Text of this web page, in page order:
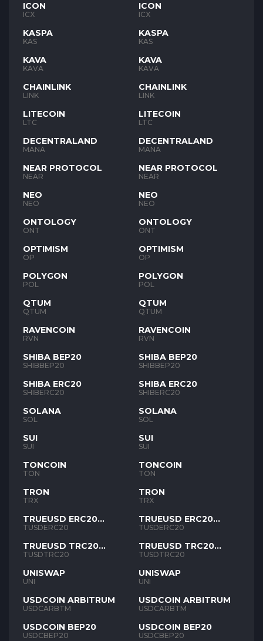
ICON
ICX
KASPA
KAS
KAVA
KAVA
CHAINLINK
LINK
LITECOIN
LTC
DECENTRALAND
MANA
NEAR PROTOCOL
NEAR
NEO
NEO
ONTOLOGY
ONT
OPTIMISM
OP
POLYGON
POL
QTUM
QTUM
RAVENCOIN
RVN
SHIBA BEP20
SHIBBEP20
SHIBA ERC20
SHIBERC20
SOLANA
SOL
SUI
SUI
TONCOIN
TON
TRON
TRX
TRUEUSD ERC20
TUSD
TUSDERC20
TRUEUSD TRC20
TUSD
TUSDTRC20
UNISWAP
UNI
USDCOIN ARBITRUM
USDCARBTM
USDCOIN BEP20
USDCBEP20
ICON
ICX
KASPA
KAS
KAVA
KAVA
CHAINLINK
LINK
LITECOIN
LTC
DECENTRALAND
MANA
NEAR PROTOCOL
NEAR
NEO
NEO
ONTOLOGY
ONT
OPTIMISM
OP
POLYGON
POL
QTUM
QTUM
RAVENCOIN
RVN
SHIBA BEP20
SHIBBEP20
SHIBA ERC20
SHIBERC20
SOLANA
SOL
SUI
SUI
TONCOIN
TON
TRON
TRX
TRUEUSD ERC20
TUSD
TUSDERC20
TRUEUSD TRC20
TUSD
TUSDTRC20
UNISWAP
UNI
USDCOIN ARBITRUM
USDCARBTM
USDCOIN BEP20
USDCBEP20